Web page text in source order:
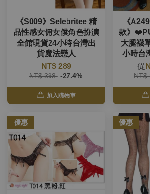
《S009》Selebritee 精
品性感女佣女僕角色扮演
全館現貨24小時台灣出
貨魔法戀人
NT$ 289
NT$ 398 -27.4%
加入購物車
《
款》
大腿襪
小時台
從
NT$
優惠 優惠